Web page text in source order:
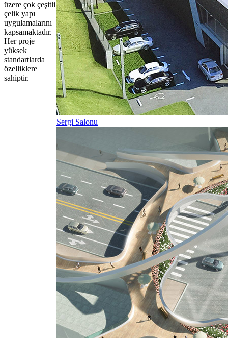
üzere çok çeşitli
çelik yapı
uygulamalarını
kapsamaktadır.
Her proje
yüksek
standartlarda
özelliklere
sahiptir.
Sergi Salonu